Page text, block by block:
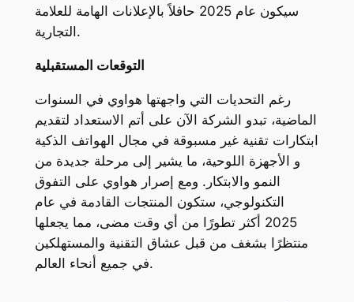
سيكون عام 2025 حافلاً بالإعلانات الهامة للعلامة
التجارية.
التوقعات المستقبلية
رغم التحديات التي واجهتها هواوي في السنوات
الماضية، تبدو الشركة الآن على أتم الاستعداد لتقديم
ابتكارات تقنية غير مسبوقة في مجال الهواتف الذكية
و الأجهزة اللوحية، ما يشير إلى مرحلة جديدة من
النمو والابتكار. ومع إصرار هواوي على التفوق
التكنولوجي، ستكون المنتجات القادمة في عام
2025 أكثر تطورًا من أي وقت مضى، مما يجعلها
منتظرًا بشغف من قبل عشاق التقنية والمستهلكين
في جميع أنحاء العالم.